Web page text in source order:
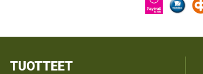
TUOTTEET